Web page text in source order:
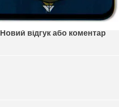
Новий відгук або коментар